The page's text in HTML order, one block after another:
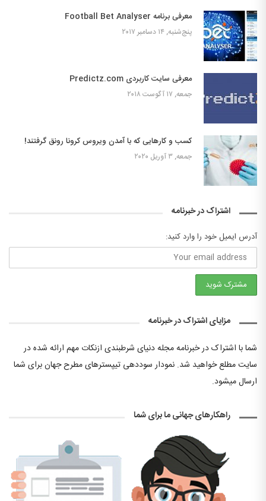
معرفی برنامه Football Bet Analyser
پنج‌شنبه, ۱۴ دسامبر ۲۰۱۷
معرفی سایت کاربردی Predictz.com
جمعه, ۱۷ آگوست ۲۰۱۸
کسب و کارهایی که با آمدن ویروس کرونا رونق گرفتند!
جمعه, ۳ آوریل ۲۰۲۰
اشتراک در خبرنامه
آدرس ایمیل خود را وارد کنید:
مزایای اشتراک در خبرنامه
شما با اشتراک در خبرنامه مجله دنیای شرطبندی ازنکات مهم ارائه شده در
سایت مطلع خواهید شد. نمودار سوددهی تیپسترهای مطرح جهان برای شما
ارسال میشود.
راهکارهای جهانی ما برای شما